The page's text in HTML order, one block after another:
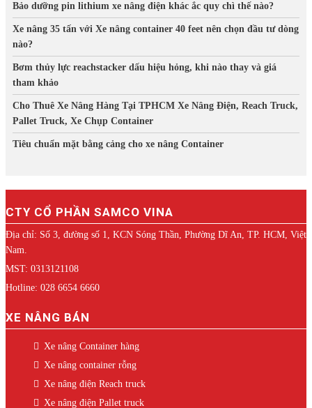
Bảo dưỡng pin lithium xe nâng điện khác ắc quy chì thế nào?
Xe nâng 35 tấn với Xe nâng container 40 feet nên chọn đầu tư dòng
nào?
Bơm thủy lực reachstacker dấu hiệu hỏng, khi nào thay và giá
tham khảo
Cho Thuê Xe Nâng Hàng Tại TPHCM Xe Nâng Điện, Reach Truck,
Pallet Truck, Xe Chụp Container
Tiêu chuẩn mặt bằng cảng cho xe nâng Container
CTY CỔ PHẦN SAMCO VINA
Địa chỉ: Số 3, đường số 1, KCN Sóng Thần, Phường Dĩ An, TP. HCM, Việt
Nam.
MST: 0313121108
Hotline: 028 6654 6660
XE NÂNG BÁN
Xe nâng Container hàng
Xe nâng container rỗng
Xe nâng điện Reach truck
Xe nâng điện Pallet truck